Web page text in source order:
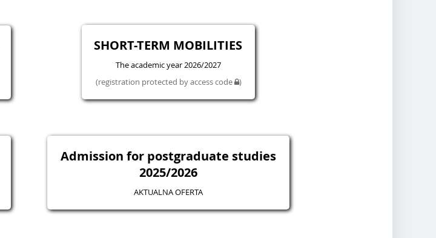
SHORT-TERM MOBILITIES
The academic year 2026/2027
(registration protected by access code )
Admission for postgraduate studies
2025/2026
AKTUALNA OFERTA